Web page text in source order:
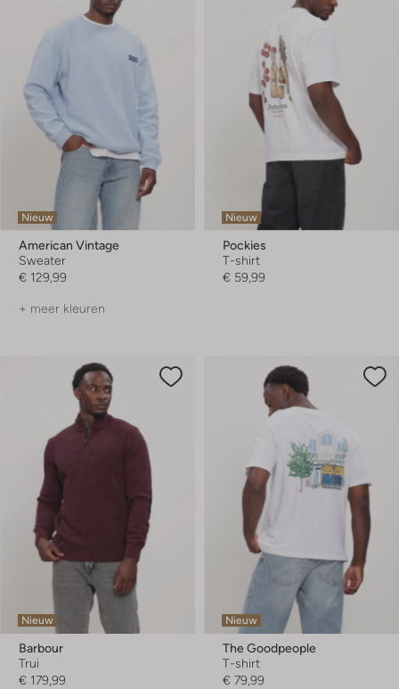
Nieuw
American Vintage
Sweater
€ 129,99
+ meer kleuren
Nieuw
Pockies
T-shirt
€ 59,99
Nieuw
Barbour
Trui
€ 179,99
Nieuw
The Goodpeople
T-shirt
€ 79,99